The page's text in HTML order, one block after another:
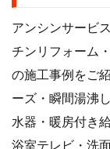
アンシンサービ
チンリフォーム
の施工事例をご
ーズ・瞬間湯沸
水器・暖房付き
浴室テレビ・洗